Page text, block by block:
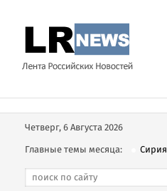
Четверг, 6 Августа 2026
Главные темы месяца:
Сирия